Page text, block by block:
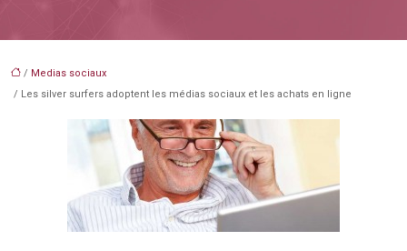
/ Medias sociaux
/ Les silver surfers adoptent les médias sociaux et les achats en ligne